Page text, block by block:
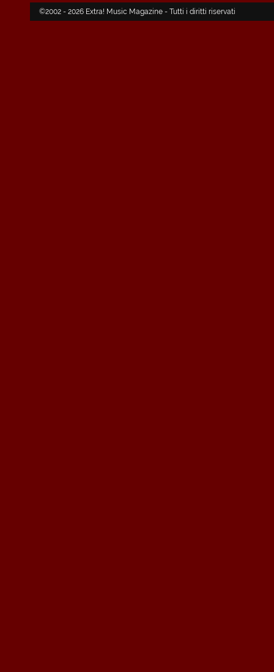
©2002 - 2026 Extra! Music Magazine - Tutti i diritti riservati